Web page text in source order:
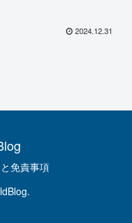
2024.12.31
免責事項